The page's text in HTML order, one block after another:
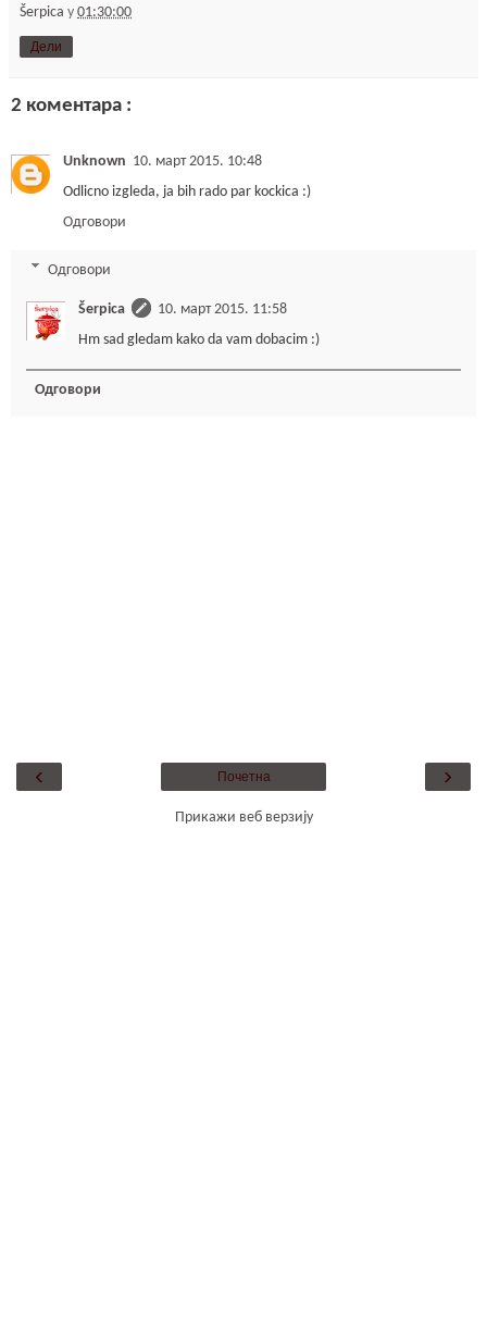
Šerpica у 01:30:00
Дели
2 коментара :
Unknown 10. март 2015. 10:48
Odlicno izgleda, ja bih rado par kockica :)
Одговори
Одговори
Šerpica
10. март 2015. 11:58
Hm sad gledam kako da vam dobacim :)
Одговори
‹ ›
Почетна
Прикажи веб верзију